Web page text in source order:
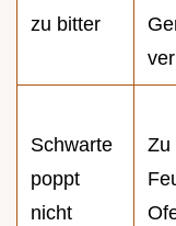
zu bitter
Schwarte
poppt
nicht
Zu